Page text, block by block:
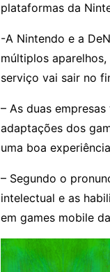
plataformas da
-A Nintendo e a
múltiplos
serviço vai sair no
– As duas
adaptações dos
uma boa
– Segundo o
intelectual e as
em games mobile